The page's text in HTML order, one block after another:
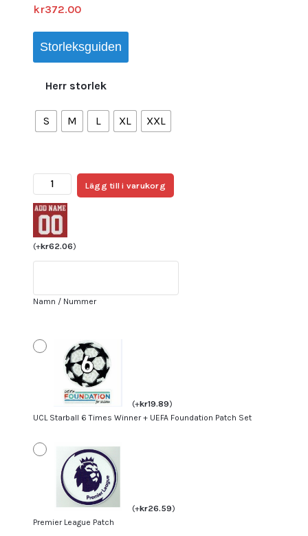
kr372.00
Storleksguiden
Herr storlek
S M L XL XXL
Billiga
Fotbollströjor
Herr
Liverpool
FC
Bortatröja
24
Kaide
Gordon
mängd
Lägg till i varukorg
(+kr62.06)
Namn / Nummer
(+kr19.89)
UCL Starball 6 Times Winner + UEFA Foundation Patch Set
(+kr26.59)
Premier League Patch